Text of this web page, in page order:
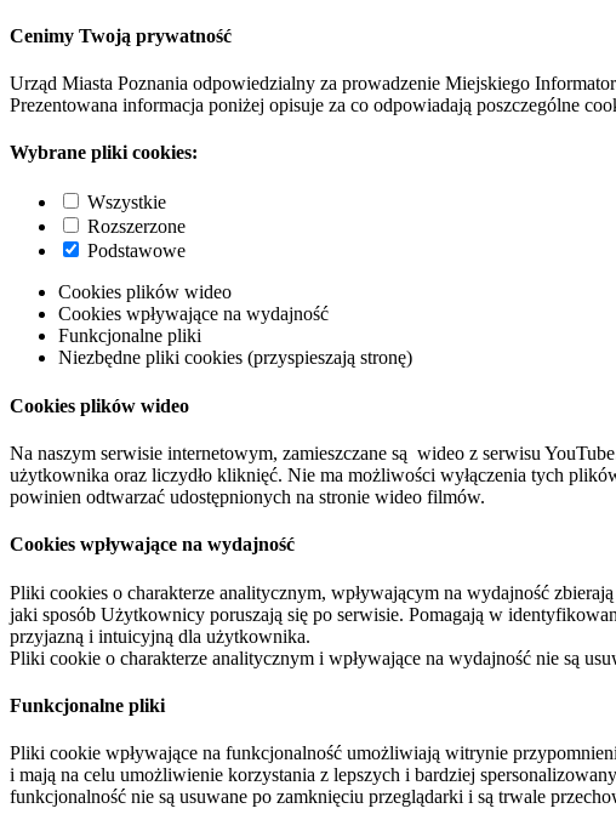
Cenimy Twoją prywatność
Urząd Miasta Poznania odpowiedzialny za prowadzenie Miejskiego
Prezentowana informacja poniżej opisuje za co odpowiadają poszczególne
Wybrane pliki cookies:
Wszystkie
Rozszerzone
Podstawowe
Cookies plików wideo
Cookies wpływające na wydajność
Funkcjonalne pliki
Niezbędne pliki cookies (przyspieszają stronę)
Cookies plików wideo
Na naszym serwisie internetowym, zamieszczane są wideo z serwisu
użytkownika oraz liczydło kliknięć. Nie ma możliwości wyłączenia tych
powinien odtwarzać udostępnionych na stronie wideo filmów.
Cookies wpływające na wydajność
Pliki cookies o charakterze analitycznym, wpływającym na wydajność
jaki sposób Użytkownicy poruszają się po serwisie. Pomagają w
przyjazną i intuicyjną dla użytkownika.
Pliki cookie o charakterze analitycznym i wpływające na wydajność nie są
Funkcjonalne pliki
Pliki cookie wpływające na funkcjonalność umożliwiają witrynie
i mają na celu umożliwienie korzystania z lepszych i bardziej
funkcjonalność nie są usuwane po zamknięciu przeglądarki i są trwale